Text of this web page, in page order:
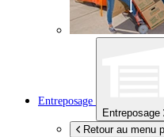
Entreposage
Entreposage
Retour au menu